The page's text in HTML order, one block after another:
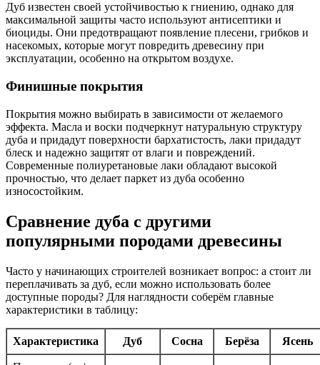
Дуб известен своей устойчивостью к гниению, однако для
максимальной защиты часто используют антисептики и
биоциды. Они предотвращают появление плесени, грибков и
насекомых, которые могут повредить древесину при
эксплуатации, особенно на открытом воздухе.
Финишные покрытия
Покрытия можно выбирать в зависимости от желаемого
эффекта. Масла и воски подчеркнут натуральную структуру
дуба и придадут поверхности бархатистость, лаки придадут
блеск и надежно защитят от влаги и повреждений.
Современные полиуретановые лаки обладают высокой
прочностью, что делает паркет из дуба особенно
износостойким.
Сравнение дуба с другими
популярными породами древесины
Часто у начинающих строителей возникает вопрос: а стоит ли
переплачивать за дуб, если можно использовать более
доступные породы? Для наглядности соберём главные
характеристики в таблицу:
Характеристика Дуб Сосна Берёза Ясень